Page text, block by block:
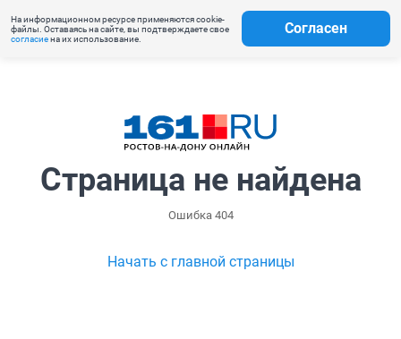
На информационном ресурсе применяются cookie-
файлы. Оставаясь на сайте, вы подтверждаете свое
согласиена их использование.
Согласен
Страница не найдена
Ошибка 404
Начать с главной страницы